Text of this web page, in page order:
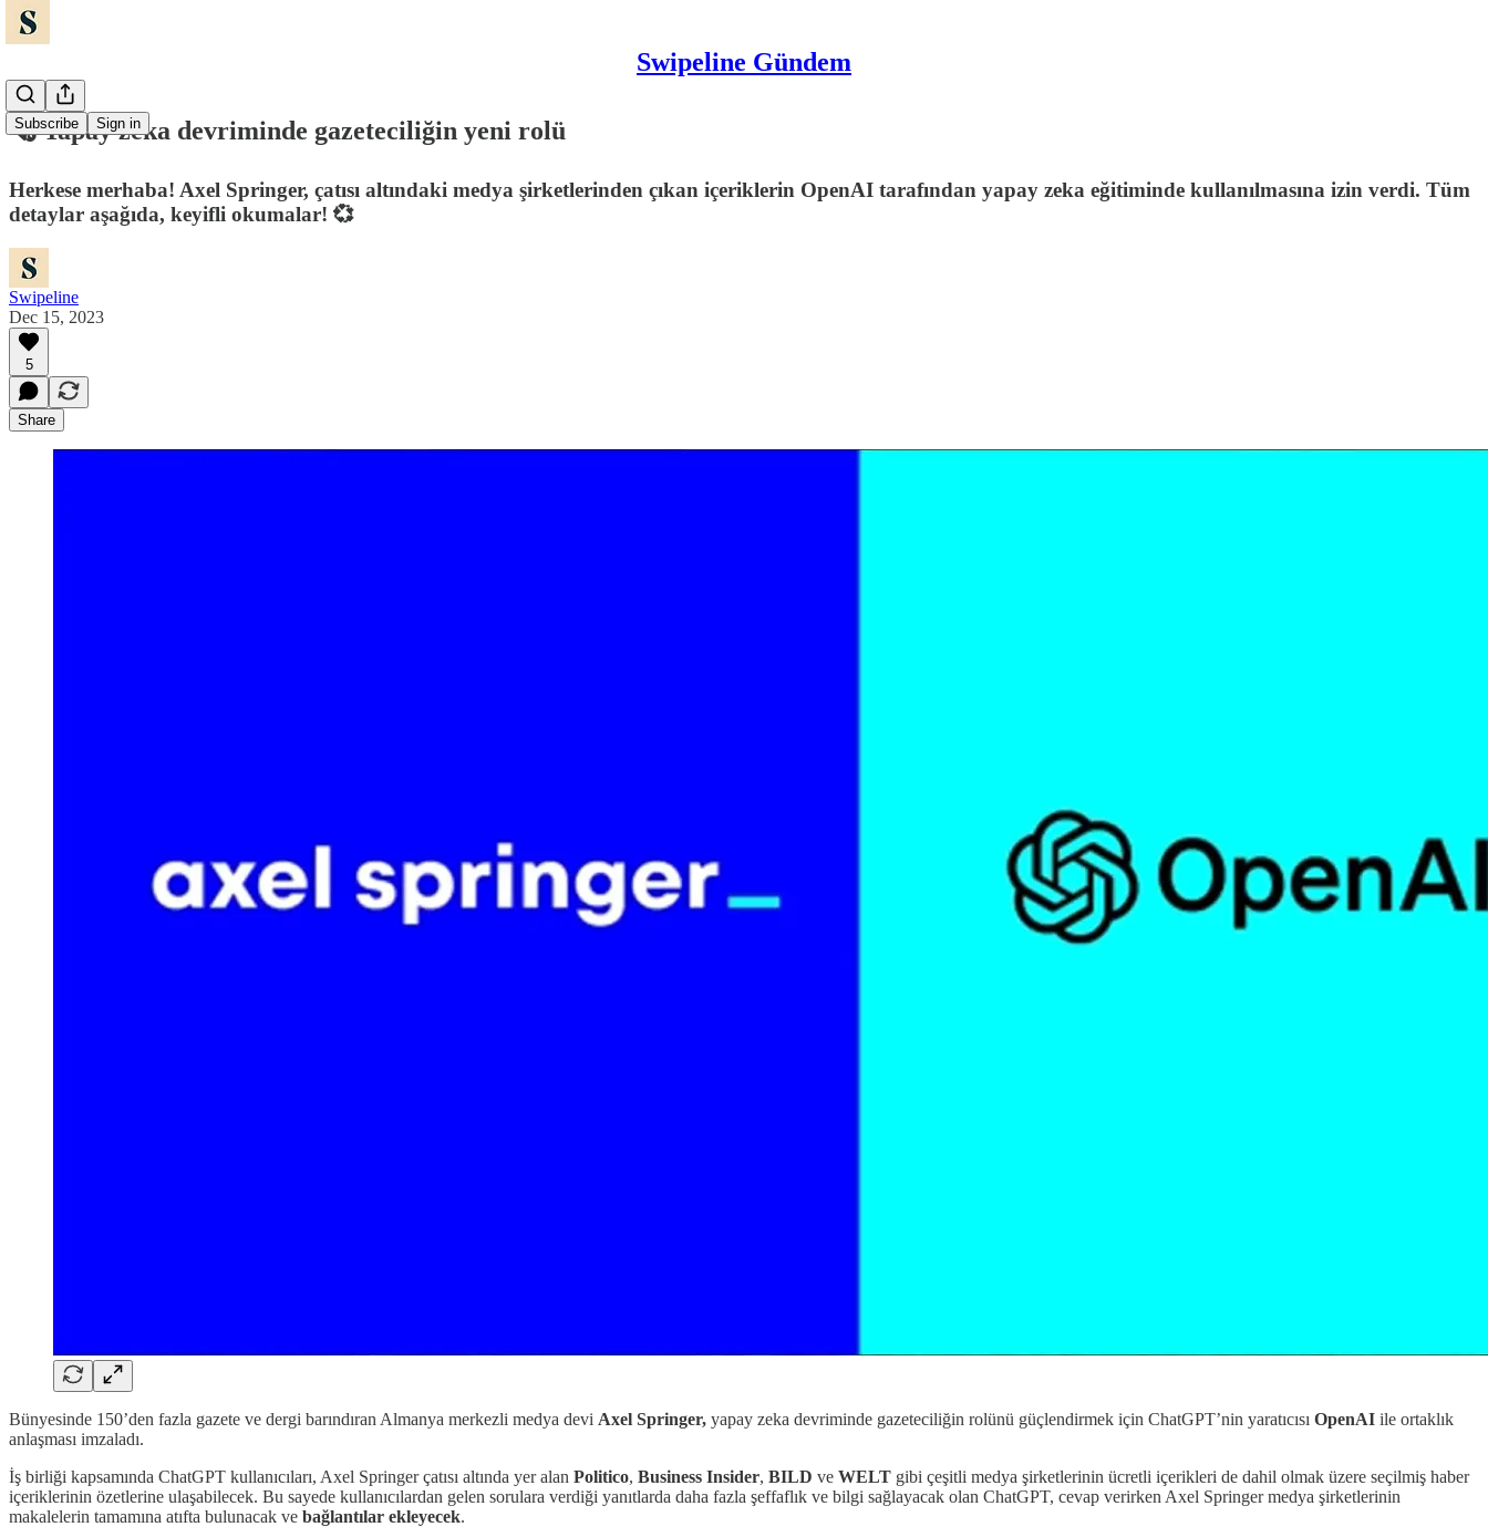
Swipeline Gündem
Subscribe Sign in
🗞️ Yapay zeka devriminde gazeteciliğin yeni rolü
Herkese merhaba! Axel Springer, çatısı altındaki medya şirketlerinden çıkan içeriklerin OpenAI tarafından yapay zeka eğitiminde kullanılmasına izin verdi. Tüm
detaylar aşağıda, keyifli okumalar! 💞
Swipeline
Dec 15, 2023
5
Share
Bünyesinde 150’den fazla gazete ve dergi barındıran Almanya merkezli medya devi Axel Springer, yapay zeka devriminde gazeteciliğin rolünü güçlendirmek için ChatGPT’nin yaratıcısı OpenAI ile ortaklık
anlaşması imzaladı.
İş birliği kapsamında ChatGPT kullanıcıları, Axel Springer çatısı altında yer alan Politico, Business Insider, BILD ve WELT gibi çeşitli medya şirketlerinin ücretli içerikleri de dahil olmak üzere seçilmiş haber
içeriklerinin özetlerine ulaşabilecek. Bu sayede kullanıcılardan gelen sorulara verdiği yanıtlarda daha fazla şeffaflık ve bilgi sağlayacak olan ChatGPT, cevap verirken Axel Springer medya şirketlerinin
makalelerin tamamına atıfta bulunacak ve bağlantılar ekleyecek.